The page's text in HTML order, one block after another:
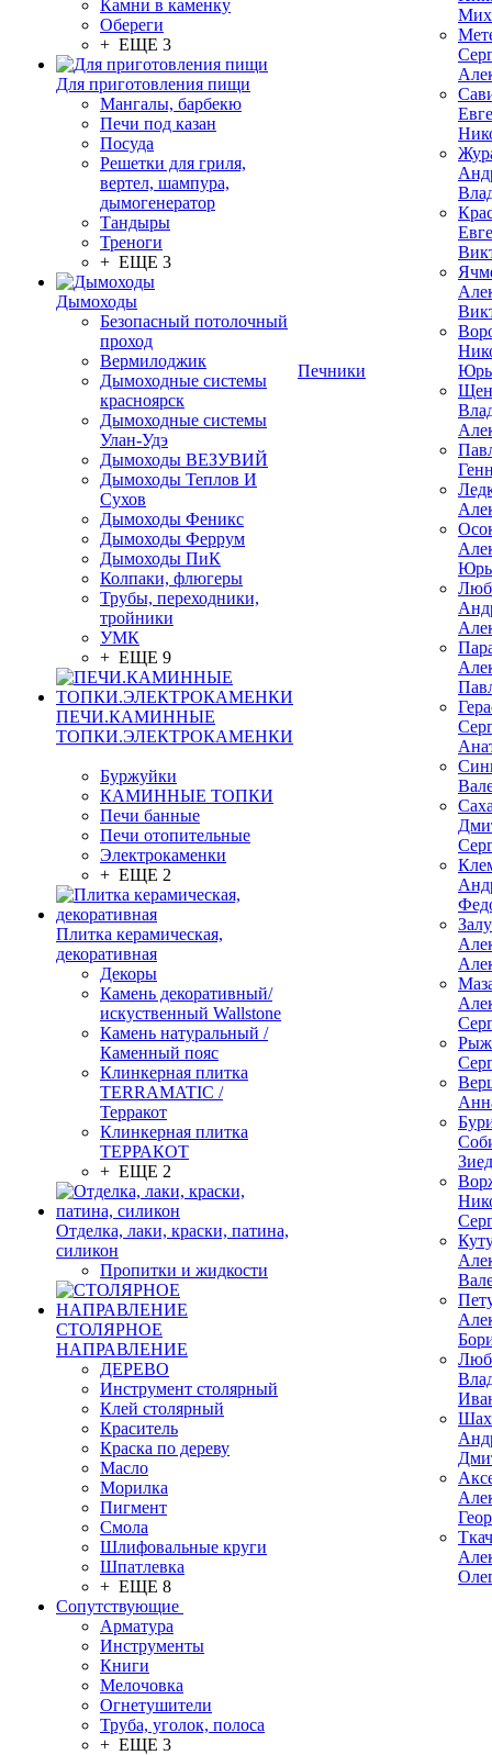
Камни в каменку
Обереги
+ ЕЩЕ 3
Для приготовления пищи
Мангалы, барбекю
Печи под казан
Посуда
Решетки для гриля,
вертел, шампура,
дымогенератор
Тандыры
Треноги
+ ЕЩЕ 3
Дымоходы
Безопасный потолочный
проход
Вермилоджик
Дымоходные системы
красноярск
Дымоходные системы
Улан-Удэ
Дымоходы ВЕЗУВИЙ
Дымоходы Теплов И
Сухов
Дымоходы Феникс
Дымоходы Феррум
Дымоходы ПиК
Колпаки, флюгеры
Трубы, переходники,
тройники
УМК
+ ЕЩЕ 9
ПЕЧИ.КАМИННЫЕ
ТОПКИ.ЭЛЕКТРОКАМЕНКИ
Буржуйки
КАМИННЫЕ ТОПКИ
Печи банные
Печи отопительные
Электрокаменки
+ ЕЩЕ 2
Плитка керамическая,
декоративная
Декоры
Камень декоративный/
искуственный Wallstone
Камень натуральный /
Каменный пояс
Клинкерная плитка
TERRAMATIC /
Терракот
Клинкерная плитка
ТЕРРАКОТ
+ ЕЩЕ 2
Отделка, лаки, краски, патина,
силикон
Пропитки и жидкости
СТОЛЯРНОЕ
НАПРАВЛЕНИЕ
ДЕРЕВО
Инструмент столярный
Клей столярный
Краситель
Краска по дереву
Масло
Морилка
Пигмент
Смола
Шлифовальные круги
Шпатлевка
+ ЕЩЕ 8
Сопутствующие
Арматура
Инструменты
Книги
Мелочовка
Огнетушители
Труба, уголок, полоса
+ ЕЩЕ 3
Печники